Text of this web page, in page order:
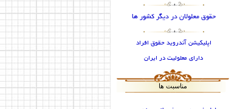
حقوق معلولان در دیگر کشور ها
اپلیکیشن آندروید حقوق افراد
دارای معلولیت در ایران
مناسبت ها